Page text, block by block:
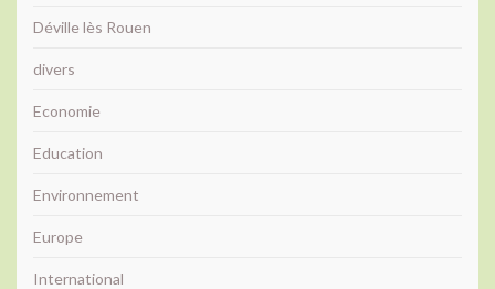
Déville lès Rouen
divers
Economie
Education
Environnement
Europe
International